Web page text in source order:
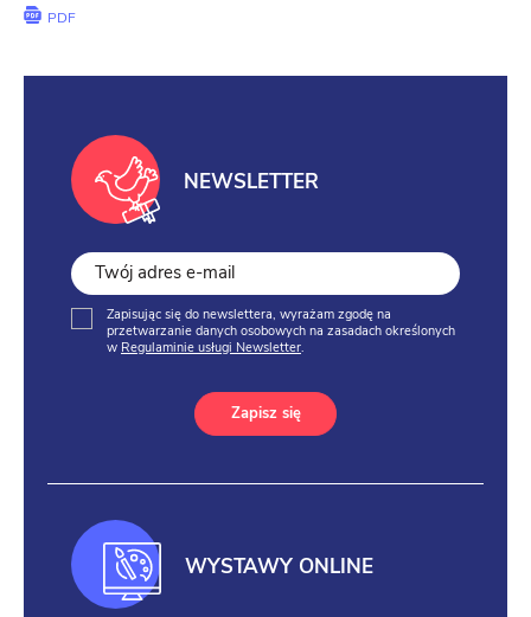
Facebook
PDF
NEWSLETTER
Zapisując się do newslettera, wyrażam zgodę na
przetwarzanie danych osobowych na zasadach określonych
w Regulaminie usługi Newsletter.
Zapisz się
WYSTAWY ONLINE